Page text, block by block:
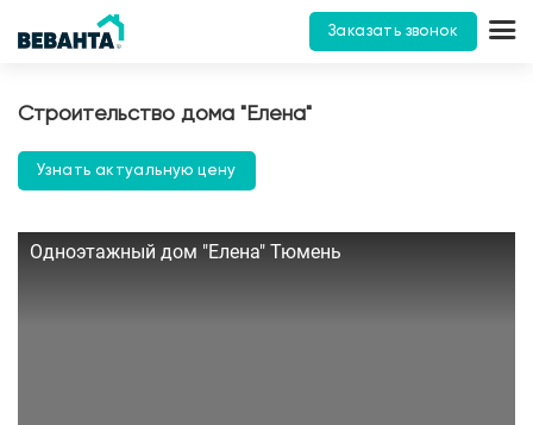
Заказать звонок
Строительство дома "Елена"
Узнать актуальную цену
Одноэтажный дом "Елена" Тюмень